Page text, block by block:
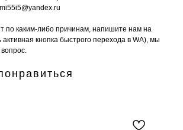
по каким-либо причинам, напишите нам на
кнопка быстрого перехода в WA), мы